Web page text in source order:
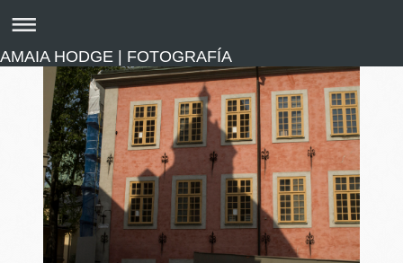
AMAIA HODGE | FOTOGRAFÍA